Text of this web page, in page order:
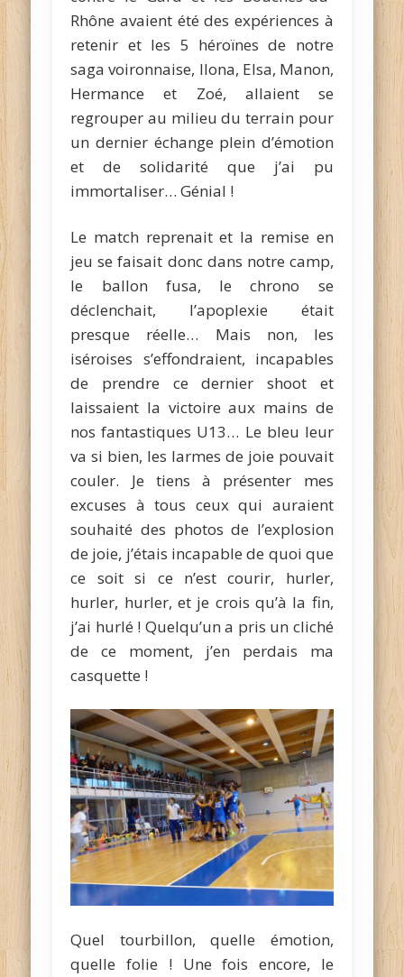
Rhône avaient été des expériences à
retenir et les 5 héroïnes de notre
saga voironnaise, Ilona, Elsa, Manon,
Hermance et Zoé, allaient se
regrouper au milieu du terrain pour
un dernier échange plein d’émotion
et de solidarité que j’ai pu
immortaliser… Génial !
Le match reprenait et la remise en
jeu se faisait donc dans notre camp,
le ballon fusa, le chrono se
déclenchait, l’apoplexie était
presque réelle… Mais non, les
iséroises s’effondraient, incapables
de prendre ce dernier shoot et
laissaient la victoire aux mains de
nos fantastiques U13… Le bleu leur
va si bien, les larmes de joie pouvait
couler. Je tiens à présenter mes
excuses à tous ceux qui auraient
souhaité des photos de l’explosion
de joie, j’étais incapable de quoi que
ce soit si ce n’est courir, hurler,
hurler, hurler, et je crois qu’à la fin,
j’ai hurlé ! Quelqu’un a pris un cliché
de ce moment, j’en perdais ma
casquette !
Quel tourbillon, quelle émotion,
quelle folie ! Une fois encore, le